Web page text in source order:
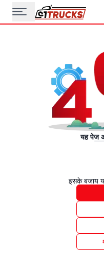
यह पेज
इसके बजाय